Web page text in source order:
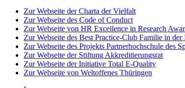
Zur Webseite der Charta der Vielfalt
Zur Webseite des Code of Conduct
Zur Webseite von HR Excellence in Research
Zur Webseite des Best Practice-Club Familie in der
Zur Webseite des Projekts Partnerhochschule des
Zur Webseite der Stiftung Akkreditierungsrat
Zur Webseite der Initiative Total E-Quality
Zur Webseite von Weltoffenes Thüringen